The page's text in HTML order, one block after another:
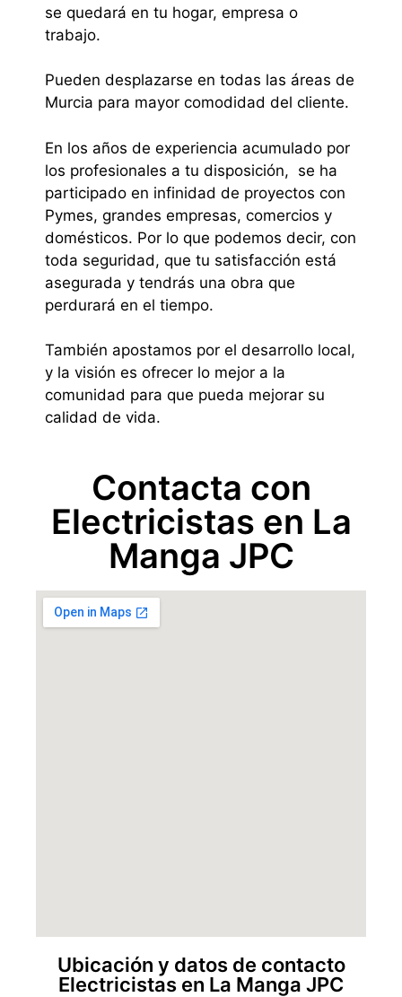
se quedará en tu hogar, empresa o
trabajo.
Pueden desplazarse en todas las áreas de
Murcia para mayor comodidad del cliente.
En los años de experiencia acumulado por
los profesionales a tu disposición, se ha
participado en infinidad de proyectos con
Pymes, grandes empresas, comercios y
domésticos. Por lo que podemos decir, con
toda seguridad, que tu satisfacción está
asegurada y tendrás una obra que
perdurará en el tiempo.
También apostamos por el desarrollo local,
y la visión es ofrecer lo mejor a la
comunidad para que pueda mejorar su
calidad de vida.
Contacta con
Electricistas en La
Manga JPC
Ubicación y datos de contacto
Electricistas en La Manga JPC